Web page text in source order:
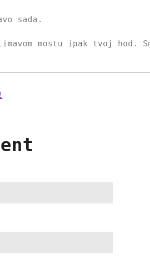
sada.
mostu ipak tvoj